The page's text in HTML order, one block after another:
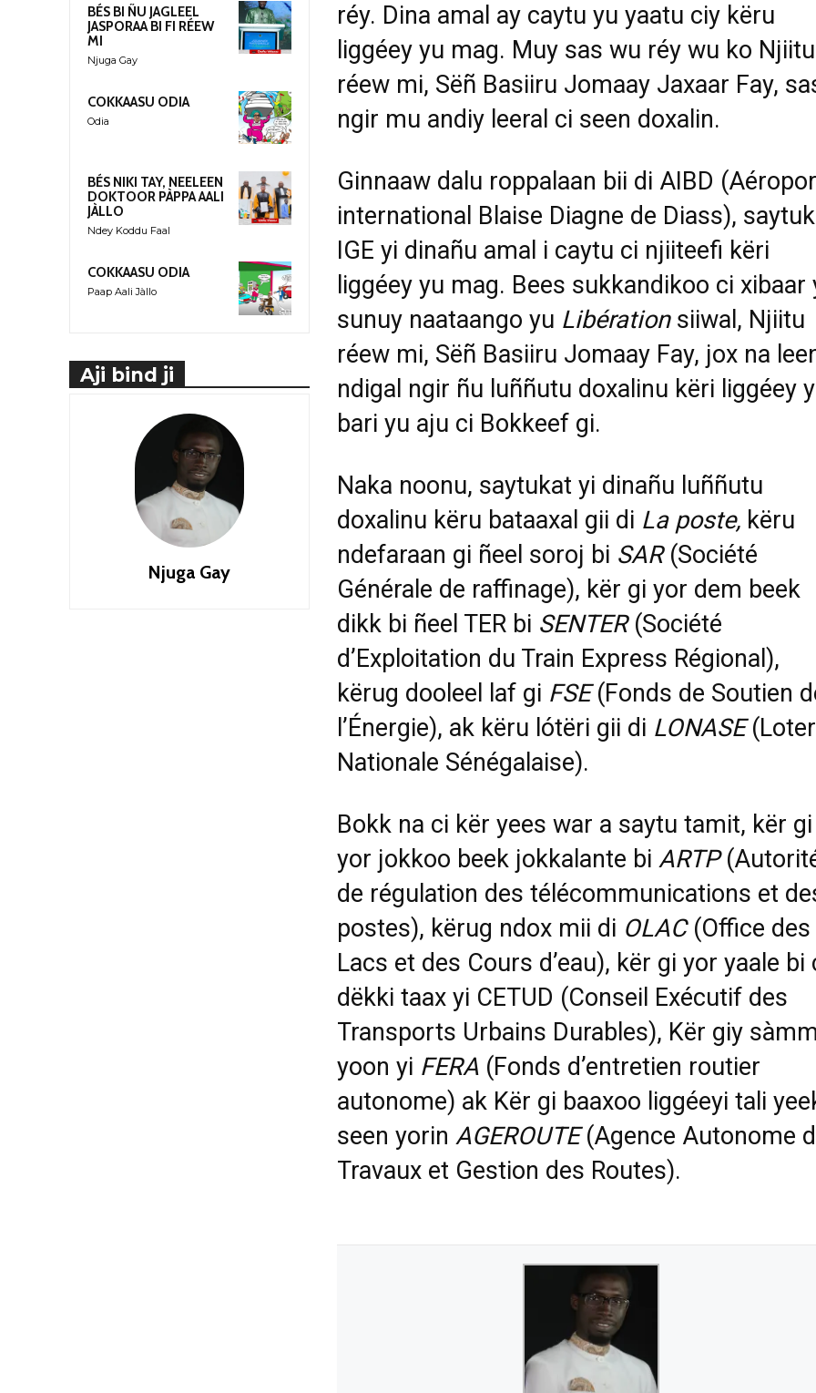
BÉS BI ÑU JAGLEEL
JASPORAA BI FI RÉEW
MI
Njuga Gay
COKKAASU ODIA
Odia
BÉS NIKI TAY, NEELEEN
DOKTOOR PÀPPA AALI
JÀLLO
Ndey Koddu Faal
COKKAASU ODIA
Paap Aali Jàllo
Aji bind ji
Njuga Gay
réy. Dina amal ay caytu yu yaatu ciy këru
liggéey yu mag. Muy sas wu réy wu ko Njiitu
réew mi, Sëñ Basiiru Jomaay Jaxaar Fay,
ngir mu andiy leeral ci seen doxalin.
Ginnaaw dalu roppalaan bii di AIBD
international Blaise Diagne de Diass),
IGE yi dinañu amal i caytu ci njiiteefi këri
liggéey yu mag. Bees sukkandikoo ci xibaar
sunuy naataango yu Libération siiwal, Njiitu
réew mi, Sëñ Basiiru Jomaay Fay, jox na
ndigal ngir ñu luññutu doxalinu këri liggéey
bari yu aju ci Bokkeef gi.
Naka noonu, saytukat yi dinañu luññutu
doxalinu këru bataaxal gii di La poste, këru
ndefaraan gi ñeel soroj bi SAR (Société
Générale de raffinage), kër gi yor dem beek
dikk bi ñeel TER bi SENTER (Société
d’Exploitation du Train Express Régional),
kërug dooleel laf gi FSE(Fonds de Soutien
l’Énergie), ak këru lótëri gii di LONASE
Nationale Sénégalaise).
Bokk na ci kër yees war a saytu tamit, kër gi
yor jokkoo beek jokkalante bi ARTP
de régulation des télécommunications et
postes), kërug ndox mii di OLAC (Office des
Lacs et des Cours d’eau), kër gi yor yaale bi
dëkki taax yi CETUD (Conseil Exécutif des
Transports Urbains Durables), Kër giy
yoon yi FERA (Fonds d’entretien routier
autonome) ak Kër gi baaxoo liggéeyi tali
seen yorin AGEROUTE(Agence Autonome
Travaux et Gestion des Routes).